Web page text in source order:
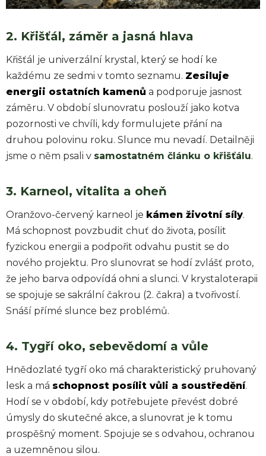
2. Křišťál, záměr a jasná hlava
Křišťál je univerzální krystal, který se hodí ke
každému ze sedmi v tomto seznamu. Zesiluje
energii ostatních kamenů a podporuje jasnost
záměru. V období slunovratu poslouží jako kotva
pozornosti ve chvíli, kdy formulujete přání na
druhou polovinu roku. Slunce mu nevadí. Detailněji
jsme o něm psali v samostatném článku o křišťálu.
3. Karneol, vitalita a oheň
Oranžovo-červený karneol je kámen životní síly.
Má schopnost povzbudit chuť do života, posílit
fyzickou energii a podpořit odvahu pustit se do
nového projektu. Pro slunovrat se hodí zvlášť proto,
že jeho barva odpovídá ohni a slunci. V krystaloterapii
se spojuje se sakrální čakrou (2. čakra) a tvořivostí.
Snáší přímé slunce bez problémů.
4. Tygří oko, sebevědomí a vůle
Hnědozlaté tygří oko má charakteristický pruhovaný
lesk a má schopnost posílit vůli a soustředění.
Hodí se v období, kdy potřebujete převést dobré
úmysly do skutečné akce, a slunovrat je k tomu
prospěšný moment. Spojuje se s odvahou, ochranou
a uzemněnou silou.